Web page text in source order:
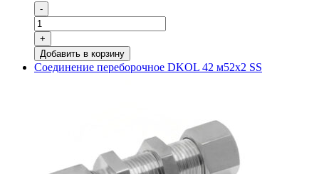
Количество
товара
Соединение
переборочное
DKOL
35
-
+
Добавить в корзину
Соединение переборочное DKOL 42 м52х2 SS